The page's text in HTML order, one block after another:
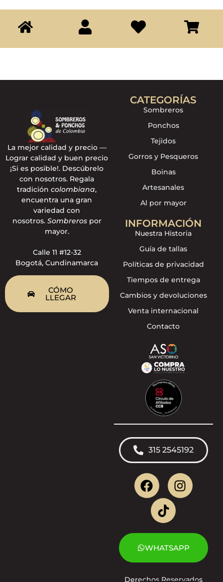
La mejor calidad y precio —
Lograr calidad y buen precio
¡Si es posible!. Descúbrelo
con nosotros. Regala
tradicióncolombiana,
encuentra una gran
variedad con
nosotros. Sombrerospor
mayor.
Calle 11 #12-32
Bogotá, Cundinamarca
CÓMO
LLEGAR
CATEGORÍAS
Sombreros
Ponchos
Tejidos
Gorros y Pesqueros
Boinas
Artesanales
Al por mayor
INFORMACIÓN
Nuestra Historia
Guía de tallas
Políticas de privacidad
Tiempos de entrega
Cambios y devoluciones
Venta internacional
Contacto
315 2545192
WHATSAPP
Derechos Reservados